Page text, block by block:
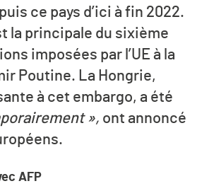
ce pays d’ici à fin 2022.
la principale du sixième
imposées par l’UE à la
Poutine. La Hongrie,
à cet embargo, a été
», ont annoncé
AFP